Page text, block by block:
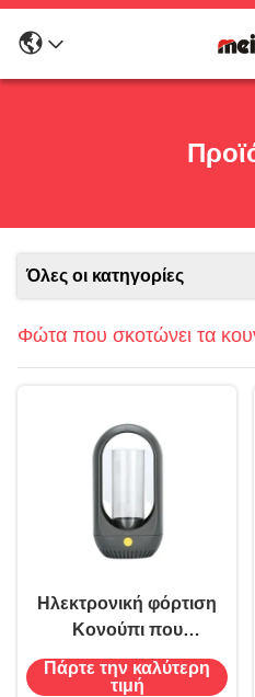
Όλες οι κατηγορίες
Φώτα που σκοτώνει τα
Ηλεκτρονική φόρτιση
Κονούπι που
σκοτώνει τη λάμπα
Μολύβι που σκοτώνει
Πάρτε την καλύτερη
τιμή